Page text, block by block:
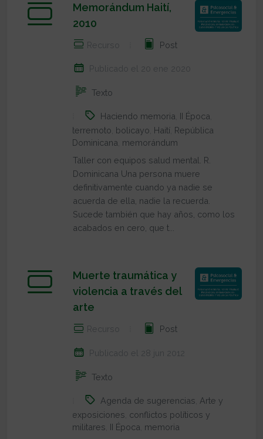
Memorándum Haití,
2010
Recurso Post
Publicado el 20 ene 2020
Texto
Haciendo memoria II Época
terremoto bolicayo Haití República
Dominicana memorándum
Taller con equipos salud mental. R.
Dominicana Una persona muere
definitivamente cuando ya nadie se
acuerda de ella, nadie la recuerda.
Sucede también que hay años, como los
acabados en cero, que t...
Muerte traumática y
violencia a través del
arte
Recurso Post
Publicado el 28 jun 2012
Texto
Agenda de sugerencias Arte y
exposiciones conflictos políticos y
militares II Época memoria